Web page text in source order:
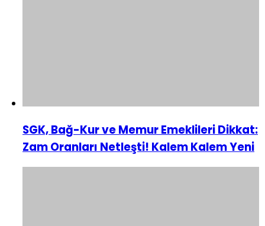
SGK, Bağ-Kur ve Memur Emeklileri Dikkat:
Zam Oranları Netleşti! Kalem Kalem Yeni